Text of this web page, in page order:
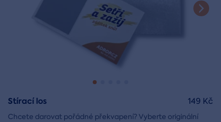
Stírací los
Chcete darovat pořádné překvapení? Vyberte originální
149 Kč